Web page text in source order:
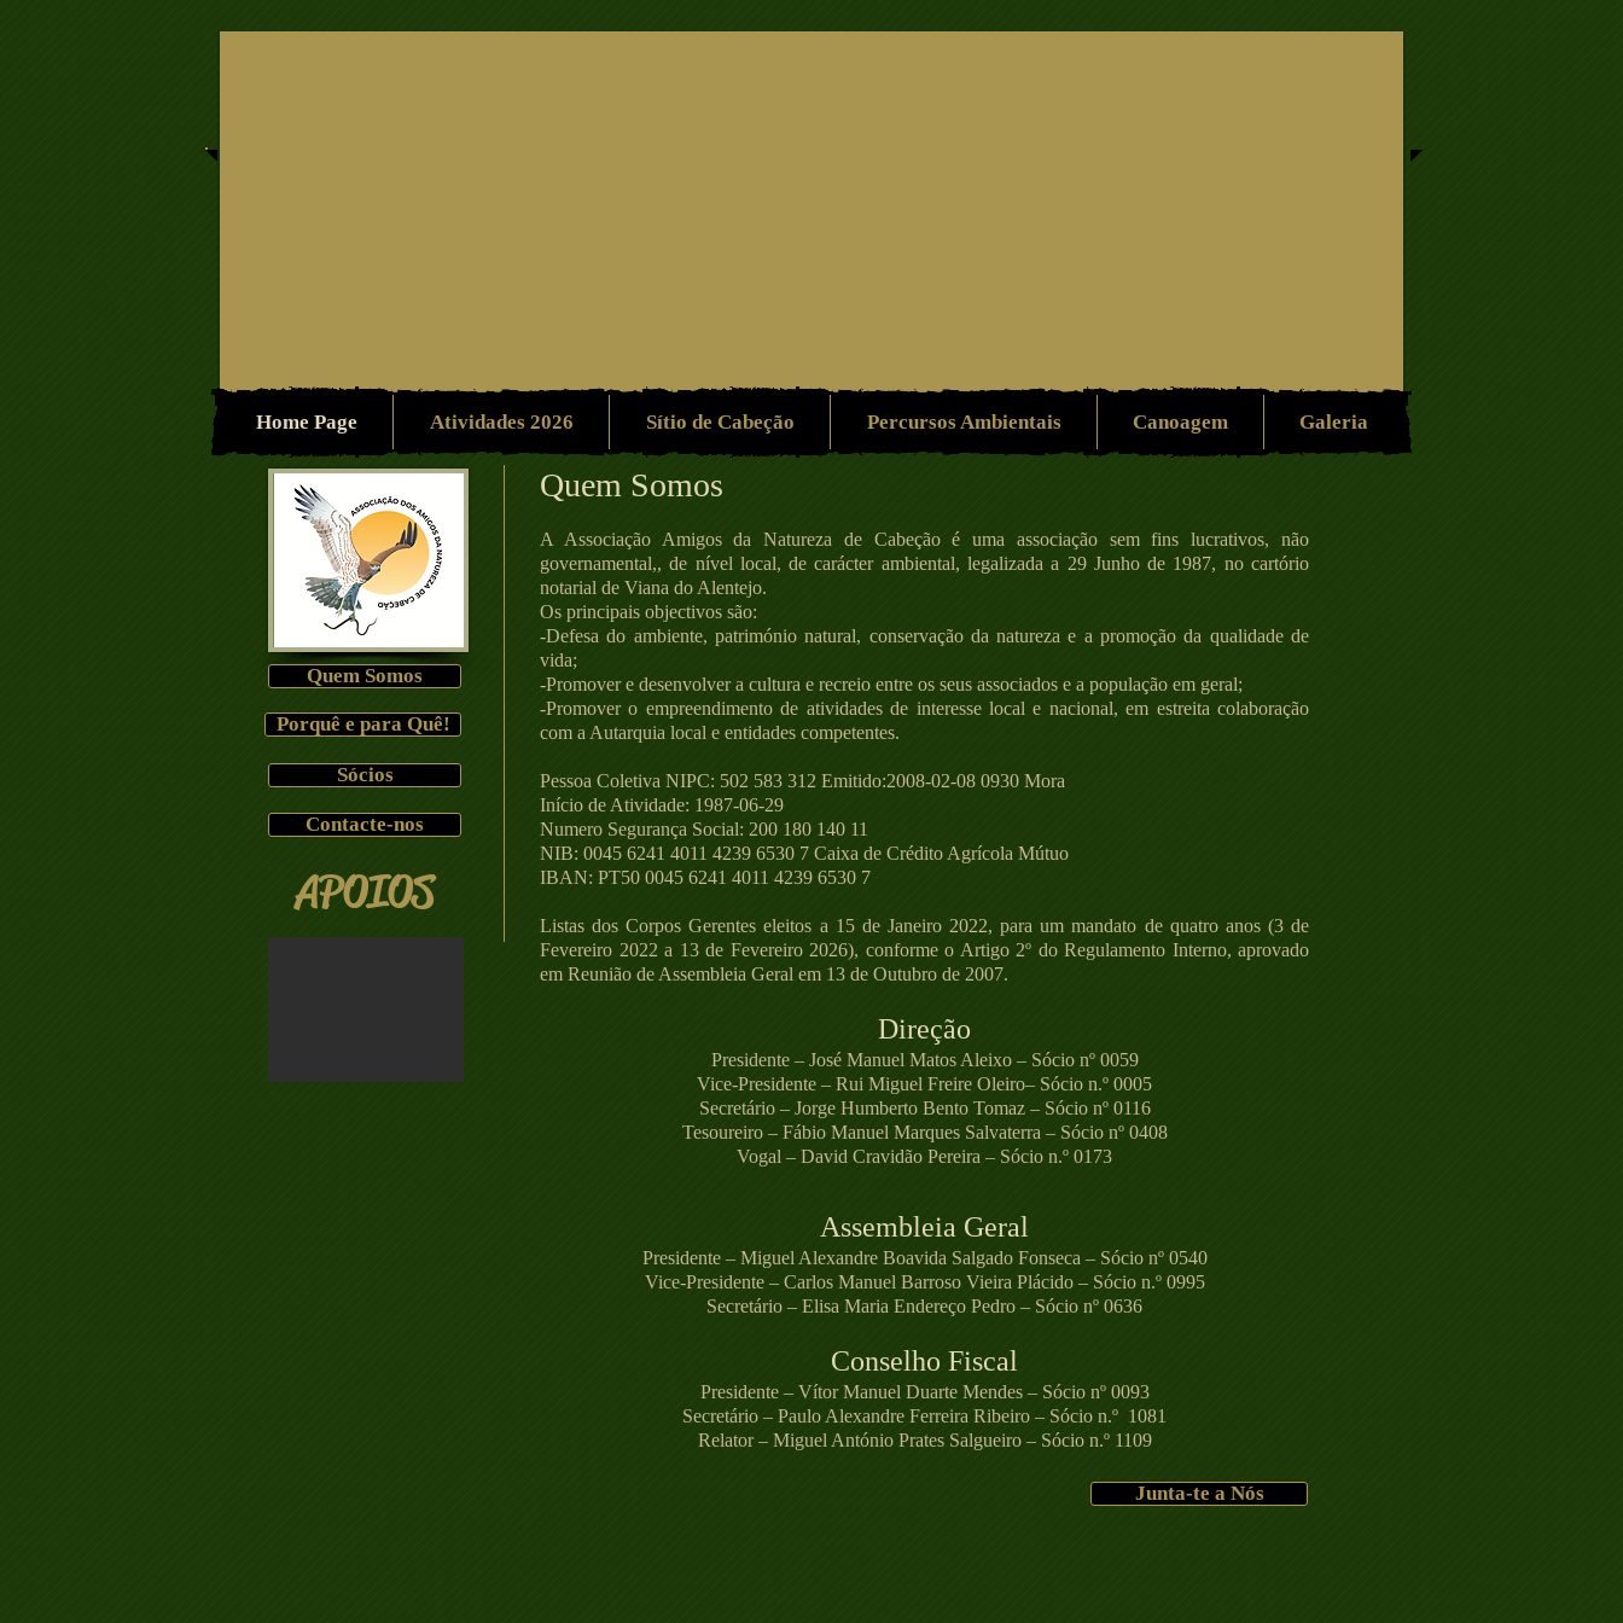
Home Page Atividades 2026 Sítio de Cabeção Percursos Ambientais Canoagem Galeria
​Quem Somos
A Associação Amigos da Natureza de Cabeção é uma associação sem fins lucrativos, não
governamental,, de nível local, de carácter ambiental, legalizada a 29 Junho de 1987, no cartório
notarial de Viana do Alentejo.
Os principais objectivos são:
-Defesa do ambiente, património natural, conservação da natureza e a promoção da qualidade de
vida;
-Promover e desenvolver a cultura e recreio entre os seus associados e a população em geral;
-Promover o empreendimento de atividades de interesse local e nacional, em estreita colaboração
com a Autarquia local e entidades competentes.
Pessoa Coletiva NIPC: 502 583 312 Emitido:2008-02-08 0930 Mora
Início de Atividade: 1987-06-29
Numero Segurança Social: 200 180 140 11​
NIB: 0045 6241 4011 4239 6530 7 Caixa de Crédito Agrícola Mútuo
IBAN: PT50 0045 6241 4011 4239 6530 7​
Listas dos Corpos Gerentes eleitos a 15 de Janeiro 2022, para um mandato de quatro anos (3 de
Fevereiro 2022 a 13 de Fevereiro 2026), conforme o Artigo 2º do Regulamento Interno, aprovado
em Reunião de Assembleia Geral em 13 de Outubro de 2007.
Direção
Presidente – José Manuel Matos Aleixo – Sócio nº 0059
Vice-Presidente – Rui Miguel Freire Oleiro– Sócio n.º 0005
Secretário – Jorge Humberto Bento Tomaz – Sócio nº 0116
Tesoureiro – Fábio Manuel Marques Salvaterra – Sócio nº 0408
Vogal – David Cravidão Pereira – Sócio n.º 0173
Assembleia Geral
Presidente – Miguel Alexandre Boavida Salgado Fonseca – Sócio nº 0540
Vice-Presidente – Carlos Manuel Barroso Vieira Plácido – Sócio n.º 0995
Secretário – Elisa Maria Endereço Pedro – Sócio nº 0636
Conselho Fiscal
Presidente – Vítor Manuel Duarte Mendes – Sócio nº 0093
Secretário – Paulo Alexandre Ferreira Ribeiro – Sócio n.º 1081
Relator – Miguel António Prates Salgueiro – Sócio n.º 1109
Junta-te a Nós
Quem Somos
Porquê e para Quê!
Sócios
Contacte-nos
APOIOS